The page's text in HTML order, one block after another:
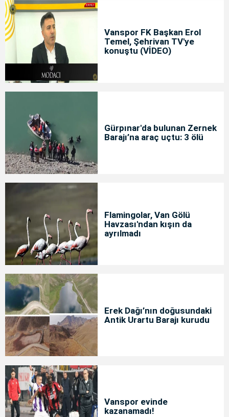
Vanspor FK Başkan Erol
Temel, Şehrivan TV'ye
konuştu (VİDEO)
Gürpınar'da bulunan Zernek
Barajı’na araç uçtu: 3 ölü
Flamingolar, Van Gölü
Havzası'ndan kışın da
ayrılmadı
Erek Dağı’nın doğusundaki
Antik Urartu Barajı kurudu
Vanspor evinde
kazanamadı!